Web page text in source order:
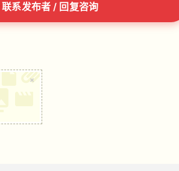
联系发布者 / 回复咨询
×